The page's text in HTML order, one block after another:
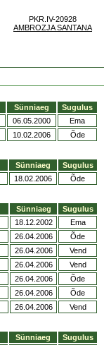
PKR.IV-20928
AMBROZJA SANTANA
Sünniaeg
Sugulus
06.05.2000
Ema
10.02.2006
Õde
Sünniaeg
Sugulus
18.02.2006
Õde
Sünniaeg
Sugulus
18.12.2002
Ema
26.04.2006
Õde
26.04.2006
Vend
26.04.2006
Vend
26.04.2006
Õde
26.04.2006
Õde
26.04.2006
Vend
Sünniaeg
Sugulus